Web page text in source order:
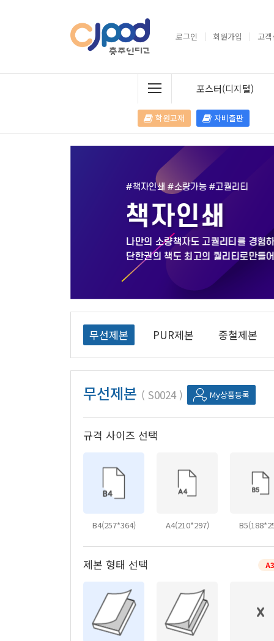
로그인 회원가입 고
포스터(디지털)
학원교재 자비출판
무선제본 PUR제본 중철제본
무선제본 S0024 My상품등록
규격 사이즈 선택
B4(257*364) A4(210*297)
제본 형태 선택